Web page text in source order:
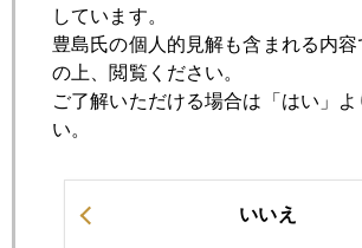
2014年06月30日
最強通貨「円」狙うヘッジファンド
2014年06月27日
2014年06月25日
しています。
豊島氏の個人的見解も含まれる内
の上、閲覧ください。
ご了解いただける場合は「はい」よ
い。
いいえ